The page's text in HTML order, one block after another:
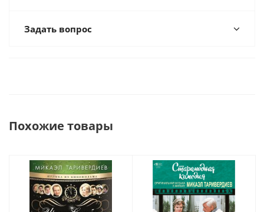
Задать вопрос
Похожие товары